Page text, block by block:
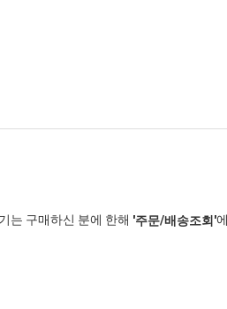
는 구매하신 분에 한해 '주문/배송조회'